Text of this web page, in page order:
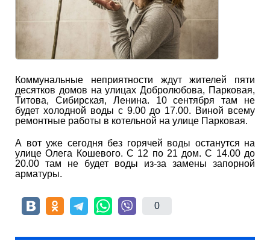
Коммунальные неприятности ждут жителей пяти
десятков домов на улицах Добролюбова, Парковая,
Титова, Сибирская, Ленина. 10 сентября там не
будет холодной воды с 9.00 до 17.00. Виной всему
ремонтные работы в котельной на улице Парковая.
А вот уже сегодня без горячей воды останутся на
улице Олега Кошевого. С 12 по 21 дом. С 14.00 до
20.00 там не будет воды из-за замены запорной
арматуры.
0